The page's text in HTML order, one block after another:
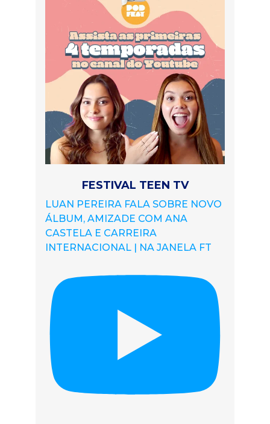
FESTIVAL TEEN TV
LUAN PEREIRA FALA SOBRE NOVO
ÁLBUM, AMIZADE COM ANA
CASTELA E CARREIRA
INTERNACIONAL | NA JANELA FT